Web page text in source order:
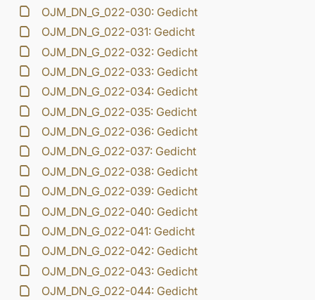
OJM_DN_G_022-030: Gedicht
OJM_DN_G_022-031: Gedicht
OJM_DN_G_022-032: Gedicht
OJM_DN_G_022-033: Gedicht
OJM_DN_G_022-034: Gedicht
OJM_DN_G_022-035: Gedicht
OJM_DN_G_022-036: Gedicht
OJM_DN_G_022-037: Gedicht
OJM_DN_G_022-038: Gedicht
OJM_DN_G_022-039: Gedicht
OJM_DN_G_022-040: Gedicht
OJM_DN_G_022-041: Gedicht
OJM_DN_G_022-042: Gedicht
OJM_DN_G_022-043: Gedicht
OJM_DN_G_022-044: Gedicht